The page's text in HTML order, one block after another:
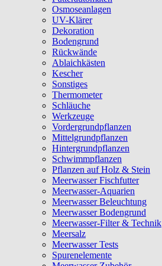
Osmoseanlagen
UV-Klärer
Dekoration
Bodengrund
Rückwände
Ablaichkästen
Kescher
Sonstiges
Thermometer
Schläuche
Werkzeuge
Vordergrundpflanzen
Mittelgrundpflanzen
Hintergrundpflanzen
Schwimmpflanzen
Pflanzen auf Holz & Stein
Meerwasser Fischfutter
Meerwasser-Aquarien
Meerwasser Beleuchtung
Meerwasser Bodengrund
Meerwasser-Filter & Technik
Meersalz
Meerwasser Tests
Spurenelemente